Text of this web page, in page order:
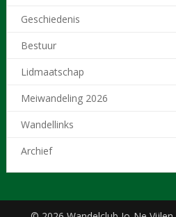
Geschiedenis
Bestuur
Lidmaatschap
Meiwandeling 2026
Wandellinks
Archief